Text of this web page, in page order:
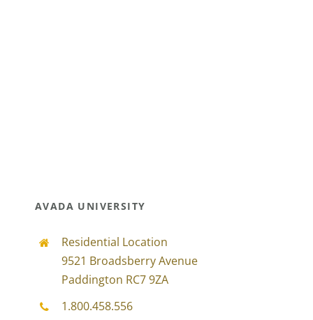
AVADA UNIVERSITY
Residential Location
9521 Broadsberry Avenue
Paddington RC7 9ZA
1.800.458.556